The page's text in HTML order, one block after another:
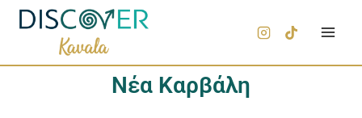
Νέα Καρβάλη